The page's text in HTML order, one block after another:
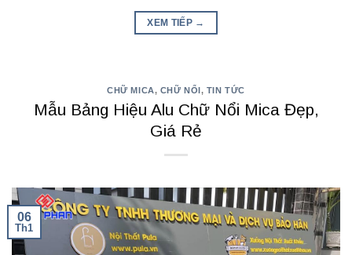
XEM TIẾP →
CHỮ MICA, CHỮ NỔI, TIN TỨC
Mẫu Bảng Hiệu Alu Chữ Nổi Mica Đẹp,
Giá Rẻ
06
Th1